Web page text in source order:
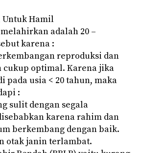
Untuk Hamil
adalah 20 –
karena :
reproduksi dan
cukup optimal. Karena jika
pada usia < 20 tahun, maka
:
sulit dengan segala
karena rahim dan
berkembang dengan baik.
otak janin terlambat.